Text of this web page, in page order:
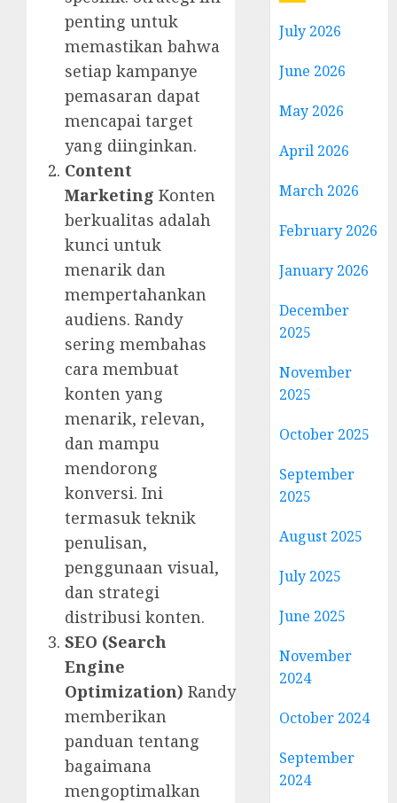
penting untuk
memastikan bahwa
setiap kampanye
pemasaran dapat
mencapai target
yang diinginkan.
Content
Marketing Konten
berkualitas adalah
kunci untuk
menarik dan
mempertahankan
audiens. Randy
sering membahas
cara membuat
konten yang
menarik, relevan,
dan mampu
mendorong
konversi. Ini
termasuk teknik
penulisan,
penggunaan visual,
dan strategi
distribusi konten.
SEO (Search
Engine
Optimization) Randy
memberikan
panduan tentang
bagaimana
mengoptimalkan
July 2026
June 2026
May 2026
April 2026
March 2026
February 2026
January 2026
December
2025
November
2025
October 2025
September
2025
August 2025
July 2025
June 2025
November
2024
October 2024
September
2024